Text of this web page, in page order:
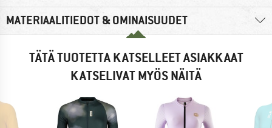
MATERIAALITIEDOT & OMINAISUUDET
TÄTÄ TUOTETTA KATSELLEET ASIAKKAAT
KATSELIVAT MYÖS NÄITÄ